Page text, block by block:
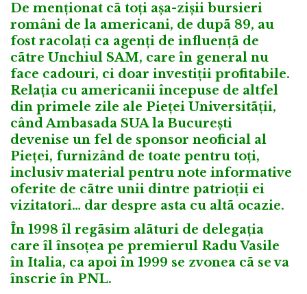
De menționat cã toți așa-zișii bursieri
români de la americani, de dupã 89, au
fost racolați ca agenți de influențã de
cãtre Unchiul SAM, care în general nu
face cadouri, ci doar investiții profitabile.
Relația cu americanii începuse de altfel
din primele zile ale Pieței Universitãții,
când Ambasada SUA la București
devenise un fel de sponsor neoficial al
Pieței, furnizând de toate pentru toți,
inclusiv material pentru note informative
oferite de cãtre unii dintre patrioții ei
vizitatori… dar despre asta cu altã ocazie.
În 1998 îl regãsim alãturi de delegația
care îl însoțea pe premierul Radu Vasile
în Italia, ca apoi în 1999 se zvonea cã se va
înscrie în PNL.